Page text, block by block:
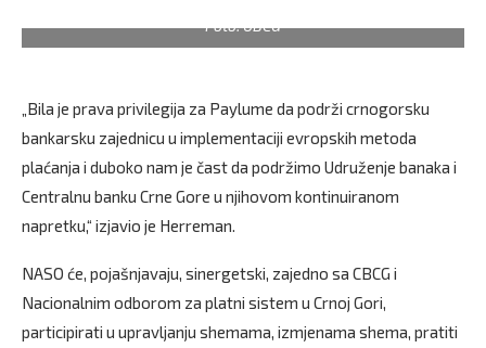
Foto: UBCG
„Bila je prava privilegija za Paylume da podrži crnogorsku
bankarsku zajednicu u implementaciji evropskih metoda
plaćanja i duboko nam je čast da podržimo Udruženje banaka i
Centralnu banku Crne Gore u njihovom kontinuiranom
napretku,“ izjavio je Herreman.
NASO će, pojašnjavaju, sinergetski, zajedno sa CBCG i
Nacionalnim odborom za platni sistem u Crnoj Gori,
participirati u upravljanju shemama, izmjenama shema, pratiti